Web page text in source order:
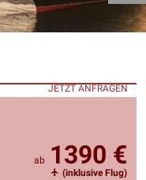
JETZT ANFRAGEN
ab 1390 €
(inklusive Flug)